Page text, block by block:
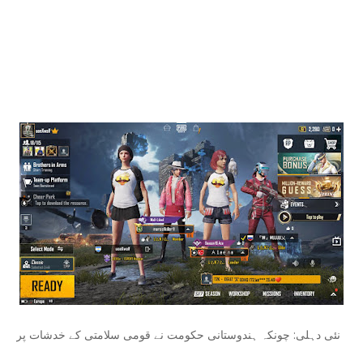
نئی دہلی: چونکہ ہندوستانی حکومت نے قومی سلامتی کے خدشات پر